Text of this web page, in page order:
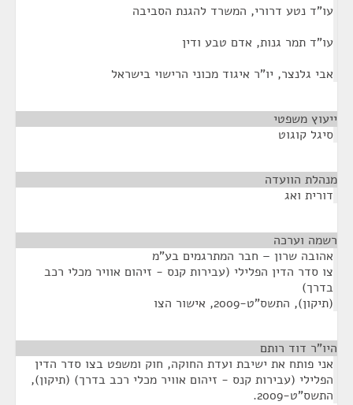
עו"ד נטע דרורי, המשרד להגנת הסביבה
עו"ד תמר גנות, אדם טבע ודין
אבי גלנצר, יו"ר איגוד מכוני הרישוי בישראל
ייעוץ משפטי
סיגל קוגוט
מנהלת הוועדה
דורית ואג
רשמה וערכה
אהובה שרון – חבר המתרגמים בע"מ
צו סדר הדין הפלילי (עבירות קנס - זיהום אוויר מכלי רכב
בדרך)
(תיקון), התשס"ט-2009, אישור הצו
היו"ר דוד רותם
אני פותח את ישיבת ועדת החוקה, חוק ומשפט בצו סדר הדין
הפלילי (עבירות קנס - זיהום אוויר מכלי רכב בדרך) (תיקון),
התשס"ט-2009.